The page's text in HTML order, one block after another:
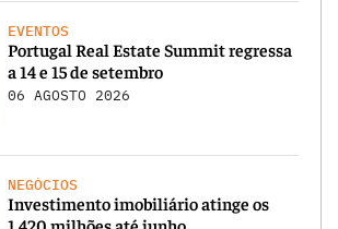
EVENTOS
Portugal Real Estate Summit regressa
a 14 e 15 de setembro
06 AGOSTO 2026
NEGÓCIOS
Investimento imobiliário atinge os
1.420 milhões até junho